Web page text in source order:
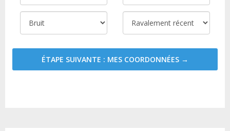
ÉTAPE SUIVANTE : MES COORDONNÉES →